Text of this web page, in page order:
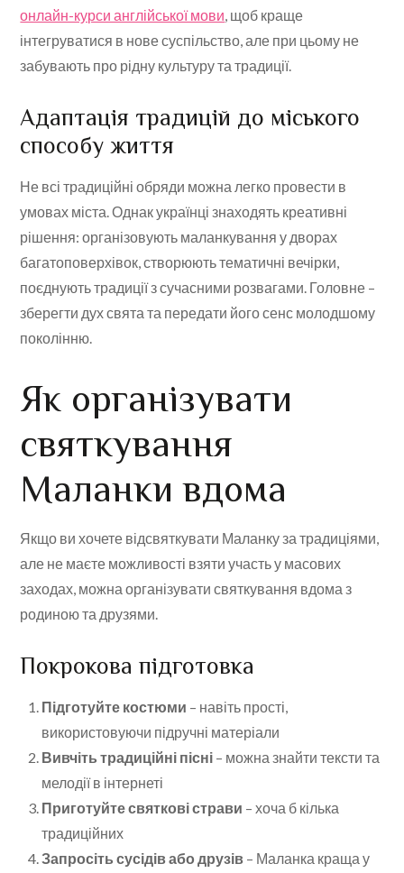
онлайн-курси англійської мови, щоб краще
інтегруватися в нове суспільство, але при цьому не
забувають про рідну культуру та традиції.
Адаптація традицій до міського
способу життя
Не всі традиційні обряди можна легко провести в
умовах міста. Однак українці знаходять креативні
рішення: організовують маланкування у дворах
багатоповерхівок, створюють тематичні вечірки,
поєднують традиції з сучасними розвагами. Головне –
зберегти дух свята та передати його сенс молодшому
поколінню.
Як організувати
святкування
Маланки вдома
Якщо ви хочете відсвяткувати Маланку за традиціями,
але не маєте можливості взяти участь у масових
заходах, можна організувати святкування вдома з
родиною та друзями.
Покрокова підготовка
Підготуйте костюми – навіть прості,
використовуючи підручні матеріали
Вивчіть традиційні пісні – можна знайти тексти та
мелодії в інтернеті
Приготуйте святкові страви – хоча б кілька
традиційних
Запросіть сусідів або друзів – Маланка краща у